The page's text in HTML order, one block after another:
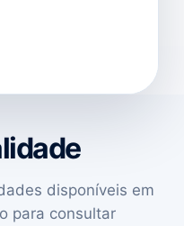
disponíveis em
para consultar